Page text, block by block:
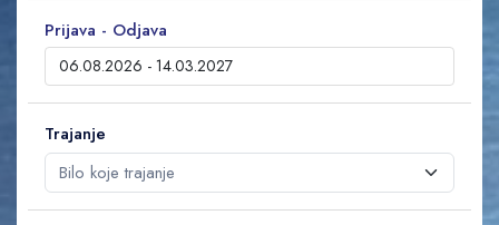
Prijava - Odjava
Trajanje